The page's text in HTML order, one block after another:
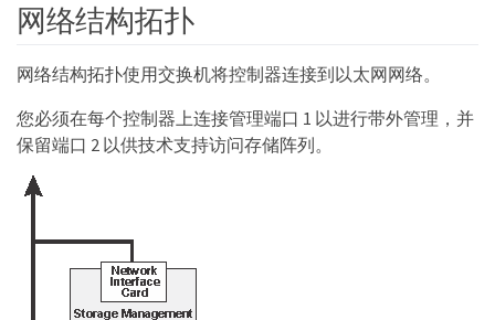
网络结构拓扑
网络结构拓扑使用交换机将控制器连接到以太网网络。
您必须在每个控制器上连接管理端口 1 以进行带外管理，并
保留端口 2 以供技术支持访问存储阵列。